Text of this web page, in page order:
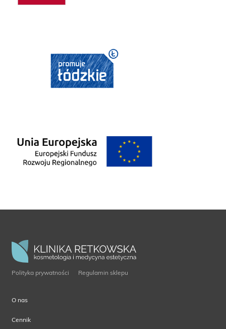
Polityka prywatności Regulamin sklepu
O nas
Cennik